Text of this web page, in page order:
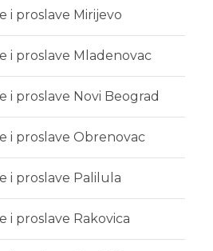
i proslave Mirijevo
i proslave Mladenovac
i proslave Novi Beograd
i proslave Obrenovac
i proslave Palilula
i proslave Rakovica